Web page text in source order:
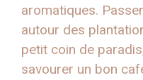
aromatiques.
autour des
petit coin de
savourer un bon